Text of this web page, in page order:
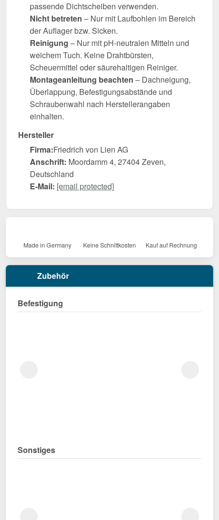
passende Dichtscheiben verwenden.
Nicht betreten – Nur mit Laufbohlen im Bereich
der Auflager bzw. Sicken.
Reinigung – Nur mit pH-neutralen Mitteln und
weichem Tuch. Keine Drahtbürsten,
Scheuermittel oder säurehaltigen Reiniger.
Montageanleitung beachten – Dachneigung,
Überlappung, Befestigungsabstände und
Schraubenwahl nach Herstellerangaben
einhalten.
Hersteller
Firma:Friedrich von Lien AG
Anschrift: Moordamm 4, 27404 Zeven,
Deutschland
E-Mail: [email protected]
Made in Germany Keine Schnittkosten Kauf auf Rechnung
Zubehör
Befestigung
Sonstiges